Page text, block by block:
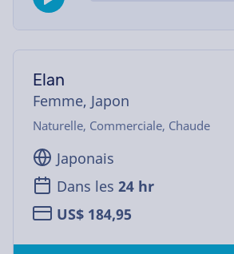
Elan
Femme, Japon
Naturelle, Commerciale, Chaude
Japonais
Dans les 24 hr
US$ 184,95